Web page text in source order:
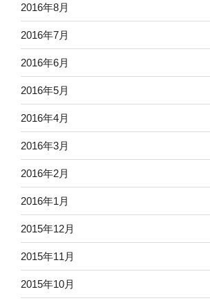
2016年8月
2016年7月
2016年6月
2016年5月
2016年4月
2016年3月
2016年2月
2016年1月
2015年12月
2015年11月
2015年10月